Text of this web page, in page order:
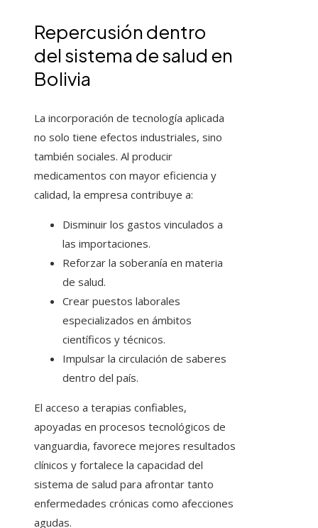
Repercusión dentro
del sistema de salud en
Bolivia
La incorporación de tecnología aplicada
no solo tiene efectos industriales, sino
también sociales. Al producir
medicamentos con mayor eficiencia y
calidad, la empresa contribuye a:
Disminuir los gastos vinculados a
las importaciones.
Reforzar la soberanía en materia
de salud.
Crear puestos laborales
especializados en ámbitos
científicos y técnicos.
Impulsar la circulación de saberes
dentro del país.
El acceso a terapias confiables,
apoyadas en procesos tecnológicos de
vanguardia, favorece mejores resultados
clínicos y fortalece la capacidad del
sistema de salud para afrontar tanto
enfermedades crónicas como afecciones
agudas.